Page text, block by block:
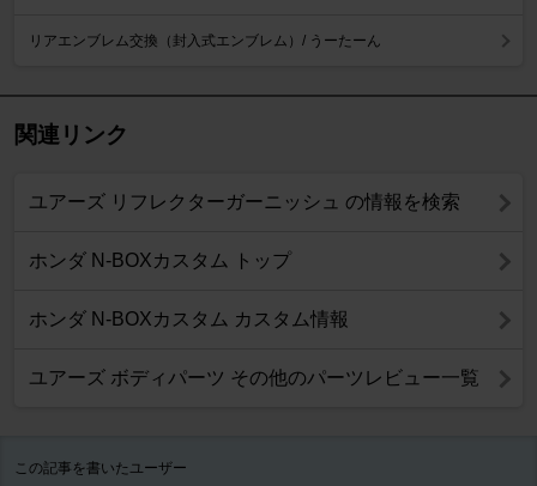
リアエンブレム交換（封入式エンブレム）/ うーたーん
関連リンク
ユアーズ リフレクターガーニッシュ の情報を検索
ホンダ N-BOXカスタム トップ
ホンダ N-BOXカスタム カスタム情報
ユアーズ ボディパーツ その他のパーツレビュー一覧
この記事を書いたユーザー